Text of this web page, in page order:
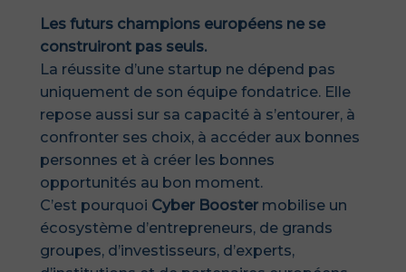
Les futurs champions européens ne se
construiront pas seuls.
La réussite d’une startup ne dépend pas
uniquement de son équipe fondatrice. Elle
repose aussi sur sa capacité à s’entourer, à
confronter ses choix, à accéder aux bonnes
personnes et à créer les bonnes
opportunités au bon moment.
C’est pourquoi Cyber Boostermobilise un
écosystème d’entrepreneurs, de grands
groupes, d’investisseurs, d’experts,